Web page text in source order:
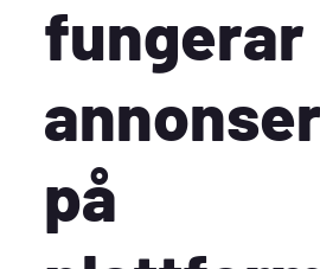
fungerar
på